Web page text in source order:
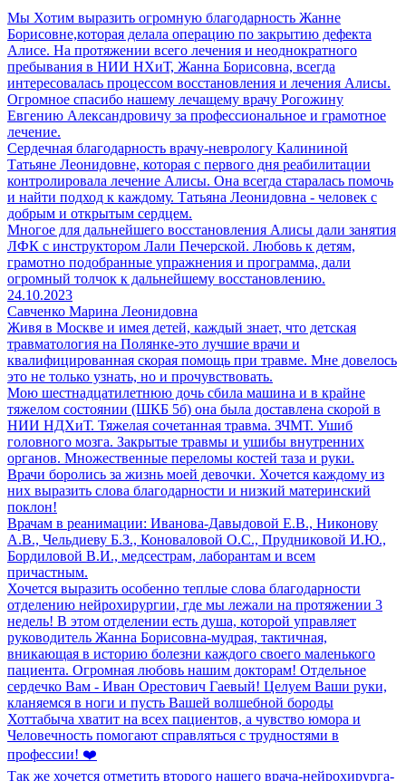
Мы Хотим выразить огромную благодарность Жанне
Борисовне,которая делала операцию по закрытию дефекта
Алисе. На протяжении всего лечения и неоднократного
пребывания в НИИ НХиТ, Жанна Борисовна, всегда
интересовалась процессом восстановления и лечения Алисы.
Огромное спасибо нашему лечащему врачу Рогожину
Евгению Александровичу за профессиональное и грамотное
лечение.
Сердечная благодарность врачу-неврологу Калининой
Татьяне Леонидовне, которая с первого дня реабилитации
контролировала лечение Алисы. Она всегда старалась помочь
и найти подход к каждому. Татьяна Леонидовна - человек с
добрым и открытым сердцем.
Многое для дальнейшего восстановления Алисы дали занятия
ЛФК с инструктором Лали Печерской. Любовь к детям,
грамотно подобранные упражнения и программа, дали
огромный толчок к дальнейшему восстановлению.
24.10.2023
Савченко Марина Леонидовна
Живя в Москве и имея детей, каждый знает, что детская
травматология на Полянке-это лучшие врачи и
квалифицированная скорая помощь при травме. Мне довелось
это не только узнать, но и прочувствовать.
Мою шестнадцатилетнюю дочь сбила машина и в крайне
тяжелом состоянии (ШКБ 5б) она была доставлена скорой в
НИИ НДХиТ. Тяжелая сочетанная травма. ЗЧМТ. Ушиб
головного мозга. Закрытые травмы и ушибы внутренних
органов. Множественные переломы костей таза и руки.
Врачи боролись за жизнь моей девочки. Хочется каждому из
них выразить слова благодарности и низкий материнский
поклон!
Врачам в реанимации: Иванова-Давыдовой Е.В., Никонову
А.В., Чельдиеву Б.З., Коноваловой О.С., Прудниковой И.Ю.,
Бордиловой В.И., медсестрам, лаборантам и всем
причастным.
Хочется выразить особенно теплые слова благодарности
отделению нейрохирургии, где мы лежали на протяжении 3
недель! В этом отделении есть душа, которой управляет
руководитель Жанна Борисовна-мудрая, тактичная,
вникающая в историю болезни каждого своего маленького
пациента. Огромная любовь нашим докторам! Отдельное
сердечко Вам - Иван Орестович Гаевый! Целуем Ваши руки,
кланяемся в ноги и пусть Вашей волшебной бороды
Хоттабыча хватит на всех пациентов, а чувство юмора и
Человечность помогают справляться с трудностями в
профессии! ❤️
Так же хочется отметить второго нашего врача-нейрохирурга-